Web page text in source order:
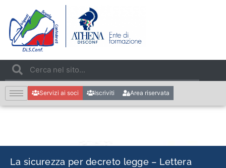
Servizi ai soci Iscriviti Area riservata
La sicurezza per decreto legge – Lettera